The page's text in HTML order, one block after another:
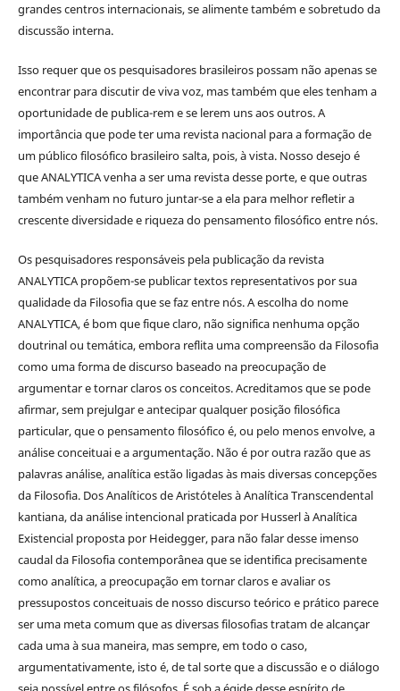
grandes centros internacionais, se alimente também e sobretudo da
discussão interna.
Isso requer que os pesquisadores brasileiros possam não apenas se
encontrar para discutir de viva voz, mas também que eles tenham a
oportunidade de publica-rem e se lerem uns aos outros. A
importância que pode ter uma revista nacional para a formação de
um público filosófico brasileiro salta, pois, à vista. Nosso desejo é
que ANALYTICA venha a ser uma revista desse porte, e que outras
também venham no futuro juntar-se a ela para melhor refletir a
crescente diversidade e riqueza do pensamento filosófico entre nós.
Os pesquisadores responsáveis pela publicação da revista
ANALYTICA propõem-se publicar textos representativos por sua
qualidade da Filosofia que se faz entre nós. A escolha do nome
ANALYTICA, é bom que fique claro, não significa nenhuma opção
doutrinal ou temática, embora reflita uma compreensão da Filosofia
como uma forma de discurso baseado na preocupação de
argumentar e tornar claros os conceitos. Acreditamos que se pode
afirmar, sem prejulgar e antecipar qualquer posição filosófica
particular, que o pensamento filosófico é, ou pelo menos envolve, a
análise conceituai e a argumentação. Não é por outra razão que as
palavras análise, analítica estão ligadas às mais diversas concepções
da Filosofia. Dos Analíticos de Aristóteles à Analítica Transcendental
kantiana, da análise intencional praticada por Husserl à Analítica
Existencial proposta por Heidegger, para não falar desse imenso
caudal da Filosofia contemporânea que se identifica precisamente
como analítica, a preocupação em tornar claros e avaliar os
pressupostos conceituais de nosso discurso teórico e prático parece
ser uma meta comum que as diversas filosofias tratam de alcançar
cada uma à sua maneira, mas sempre, em todo o caso,
argumentativamente, isto é, de tal sorte que a discussão e o diálogo